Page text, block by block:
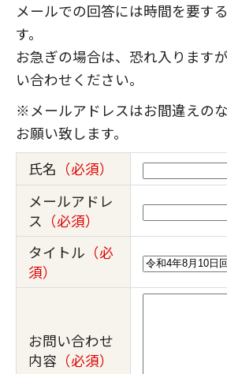
メールでの回答には時間を要す
す。
お急ぎの場合は、恐れ入ります
い合わせください。
※メールアドレスはお間違えの
お願い致します。
氏名 （必須）
メールアドレ
ス （必須）
タイトル （必
須）
お問い合わせ
内容 （必須）